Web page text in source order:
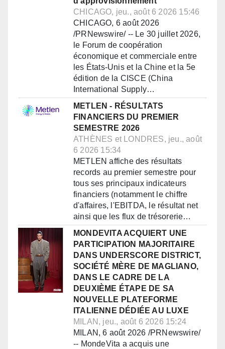
CHICAGO, jeu., août 6 2026 15:46
CHICAGO, 6 août 2026
/PRNewswire/ -- Le 30 juillet 2026,
le Forum de coopération
économique et commerciale entre
les États-Unis et la Chine et la 5e
édition de la CISCE (China
International Supply…
METLEN - RÉSULTATS
FINANCIERS DU PREMIER
SEMESTRE 2026
ATHÈNES et LONDRES, jeu., août
6 2026 15:34
METLEN affiche des résultats
records au premier semestre pour
tous ses principaux indicateurs
financiers (notamment le chiffre
d'affaires, l'EBITDA, le résultat net
ainsi que les flux de trésorerie…
MONDEVITA ACQUIERT UNE
PARTICIPATION MAJORITAIRE
DANS UNDERSCORE DISTRICT,
SOCIÉTÉ MÈRE DE MAGLIANO,
DANS LE CADRE DE LA
DEUXIÈME ÉTAPE DE SA
NOUVELLE PLATEFORME
ITALIENNE DÉDIÉE AU LUXE
MILAN, jeu., août 6 2026 15:24
MILAN, 6 août 2026 /PRNewswire/
-- MondeVita a acquis une